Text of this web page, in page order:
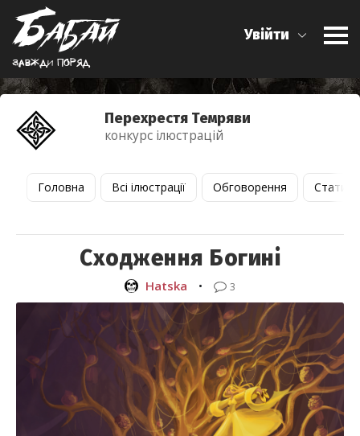
Завжди поряд
Увійти
Перехрестя Темряви
конкурс ілюстрацій
Головна Всі ілюстрації Обговорення
Сходження Богині
Hatska • 3